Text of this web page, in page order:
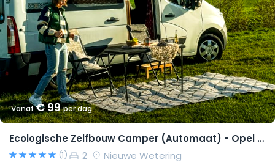
Vanaf€ 99per dag
Ecologische Zelfbouw Camper (Automaat) - Opel Movano 2015 – Richard
(1) 2 Nieuwe Wetering